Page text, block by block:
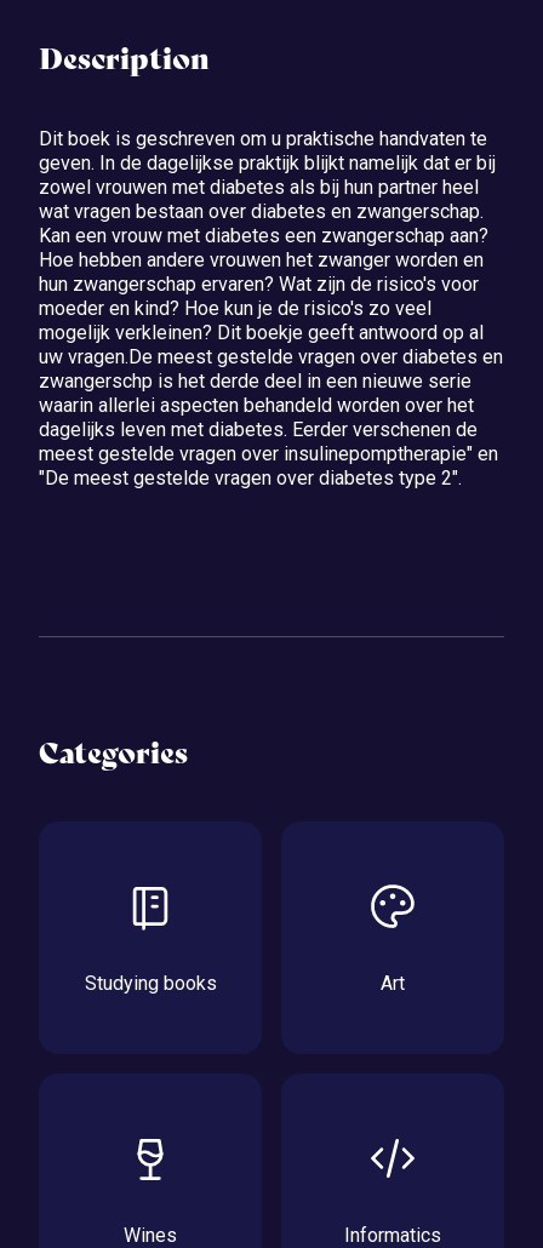
Description
Dit boek is geschreven om u praktische handvaten te
geven. In de dagelijkse praktijk blijkt namelijk dat er bij
zowel vrouwen met diabetes als bij hun partner heel
wat vragen bestaan over diabetes en zwangerschap.
Kan een vrouw met diabetes een zwangerschap aan?
Hoe hebben andere vrouwen het zwanger worden en
hun zwangerschap ervaren? Wat zijn de risico's voor
moeder en kind? Hoe kun je de risico's zo veel
mogelijk verkleinen? Dit boekje geeft antwoord op al
uw vragen.De meest gestelde vragen over diabetes en
zwangerschp is het derde deel in een nieuwe serie
waarin allerlei aspecten behandeld worden over het
dagelijks leven met diabetes. Eerder verschenen de
meest gestelde vragen over insulinepomptherapie" en
"De meest gestelde vragen over diabetes type 2".
Categories
Studying books Art
Wines Informatics